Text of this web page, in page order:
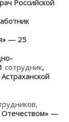
Российской
— 25
сотрудник,
Отечеством» —